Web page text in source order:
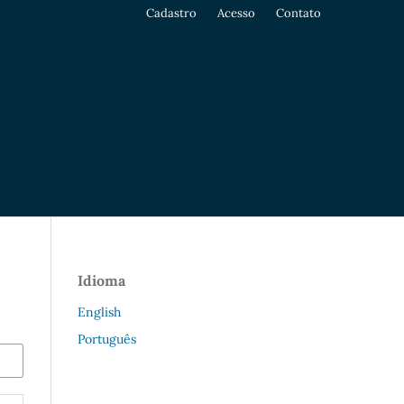
Cadastro Acesso Contato
Idioma
English
Português